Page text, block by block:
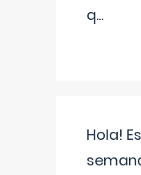
q...
Hola!